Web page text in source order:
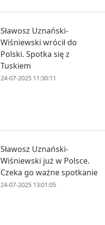
Sławosz Uznański-
Wiśniewski wrócił do
Polski. Spotka się z
Tuskiem
24-07-2025 11:30:11
Sławosz Uznański-
Wiśniewski już w Polsce.
Czeka go ważne spotkanie
24-07-2025 13:01:05